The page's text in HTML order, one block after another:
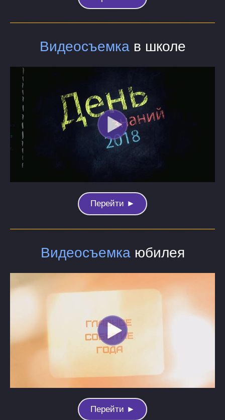
Видеосъемкав школе
Перейти ►
Видеосъемкаюбилея
Перейти ►